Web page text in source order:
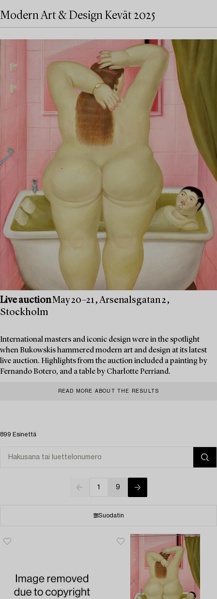
Modern Art & Design Kevät 2025
Live auctionMay 20–21, Arsenalsgatan 2,
Stockholm
International masters and iconic design were in the spotlight
when Bukowskis hammered modern art and design at its latest
live auction. Highlights from the auction included a painting by
Fernando Botero, and a table by Charlotte Perriand.
READ MORE ABOUT THE RESULTS
899 Esinettä
1 9
Suodatin